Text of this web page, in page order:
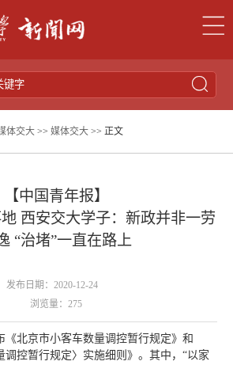
体交大 >> 媒体交大 >> 正文
【中国青年报】
西安交大学子：新政并非一劳
“治堵”一直在路上‍
发布日期：2020-12-24
浏览量： 275
《北京市小客车数量调控暂行规定》和
调控暂行规定〉实施细则》。其中，“以家